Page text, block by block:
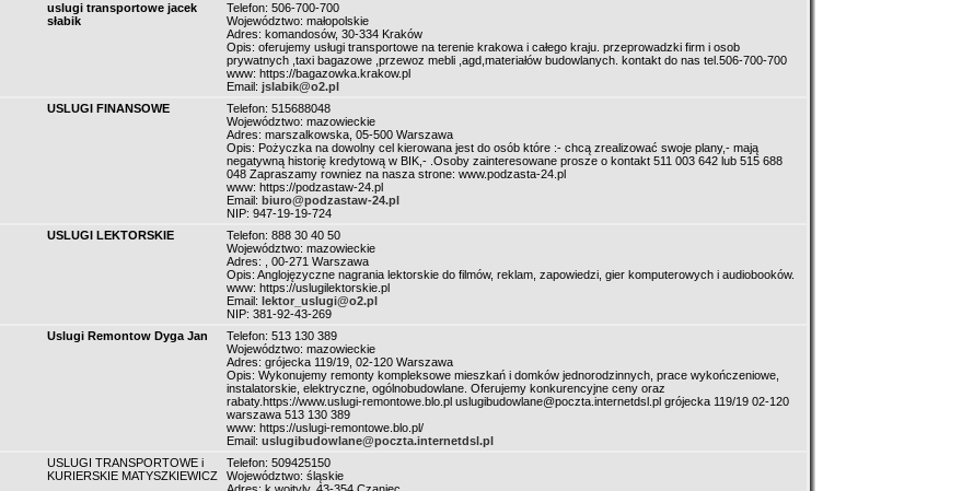
uslugi transportowe jacek
słabik
Telefon: 506-700-700
Województwo: małopolskie
Adres: komandosów, 30-334 Kraków
Opis: oferujemy usługi transportowe na terenie krakowa i całego kraju. przeprowadzki firm i osob
prywatnych ,taxi bagazowe ,przewoz mebli ,agd,materiałów budowlanych. kontakt do nas tel.506-700-700
www: https://bagazowka.krakow.pl
Email: jslabik@o2.pl
USLUGI FINANSOWE
Telefon: 515688048
Województwo: mazowieckie
Adres: marszalkowska, 05-500 Warszawa
Opis: Pożyczka na dowolny cel kierowana jest do osób które :- chcą zrealizować swoje plany,- mają
negatywną historię kredytową w BIK,- .Osoby zainteresowane prosze o kontakt 511 003 642 lub 515 688
048 Zapraszamy rowniez na nasza strone: www.podzasta-24.pl
www: https://podzastaw-24.pl
Email: biuro@podzastaw-24.pl
NIP: 947-19-19-724
USLUGI LEKTORSKIE
Telefon: 888 30 40 50
Województwo: mazowieckie
Adres: , 00-271 Warszawa
Opis: Anglojęzyczne nagrania lektorskie do filmów, reklam, zapowiedzi, gier komputerowych i audiobooków.
www: https://uslugilektorskie.pl
Email: lektor_uslugi@o2.pl
NIP: 381-92-43-269
Uslugi Remontow Dyga Jan
Telefon: 513 130 389
Województwo: mazowieckie
Adres: grójecka 119/19, 02-120 Warszawa
Opis: Wykonujemy remonty kompleksowe mieszkań i domków jednorodzinnych, prace wykończeniowe,
instalatorskie, elektryczne, ogólnobudowlane. Oferujemy konkurencyjne ceny oraz
rabaty.https://www.uslugi-remontowe.blo.pl uslugibudowlane@poczta.internetdsl.pl grójecka 119/19 02-120
warszawa 513 130 389
www: https://uslugi-remontowe.blo.pl/
Email: uslugibudowlane@poczta.internetdsl.pl
USLUGI TRANSPORTOWE i
KURIERSKIE MATYSZKIEWICZ
Telefon: 509425150
Województwo: śląskie